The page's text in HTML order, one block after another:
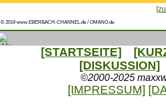
© 2019 www.EBERBACH-CHANNEL.de / OMANO.de
[STARTSEITE]
[DISKUSSION]
©2000-2025
[IMPRESSUM]